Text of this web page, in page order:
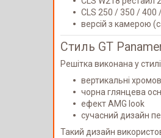
CLS 250 / 350 / 400
версій з камерою
Стиль GT
Решітка виконана у
вертикальні
чорна глянцева
ефект AMG look
сучасний дизайн
Такий дизайн